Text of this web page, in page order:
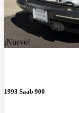
¡Nuevo!
1993 Saab 900